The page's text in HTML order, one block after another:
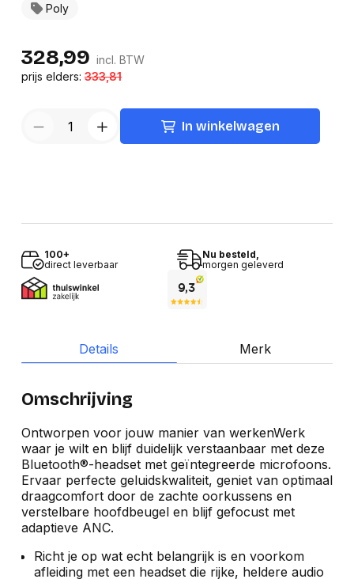
Poly
328,99 incl. BTW
prijs elders:333,81
In winkelwagen
100+
direct leverbaar
Nu besteld,
morgen geleverd
Details Merk
Omschrijving
Ontworpen voor jouw manier van werkenWerk
waar je wilt en blijf duidelijk verstaanbaar met deze
Bluetooth®-headset met geïntegreerde microfoons.
Ervaar perfecte geluidskwaliteit, geniet van optimaal
draagcomfort door de zachte oorkussens en
verstelbare hoofdbeugel en blijf gefocust met
adaptieve ANC.
Richt je op wat echt belangrijk is en voorkom
afleiding met een headset die rijke, heldere audio